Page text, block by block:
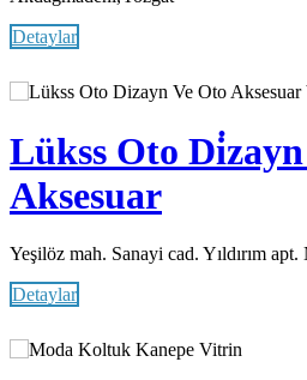
Detaylar
Lükss Oto
Aksesuar
Yeşilöz mah. Sanayi cad. Yıldırım
Detaylar
Vitrin